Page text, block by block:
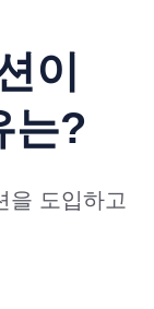
이
는?
을 도입하고